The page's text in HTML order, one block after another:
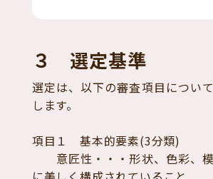
３ 選定基準
選定は、以下の審査項目につい
します。
項目１ 基本的要素(3分類)
意匠性・・・形状、色彩、模